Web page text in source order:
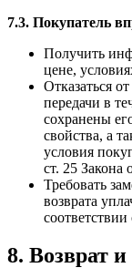
7.3. Покупатель
Получить
цене,
Отказаться
передачи в
сохранены
свойства, а
условия
ст. 25 Закона
Требовать
возврата
8. Возврат